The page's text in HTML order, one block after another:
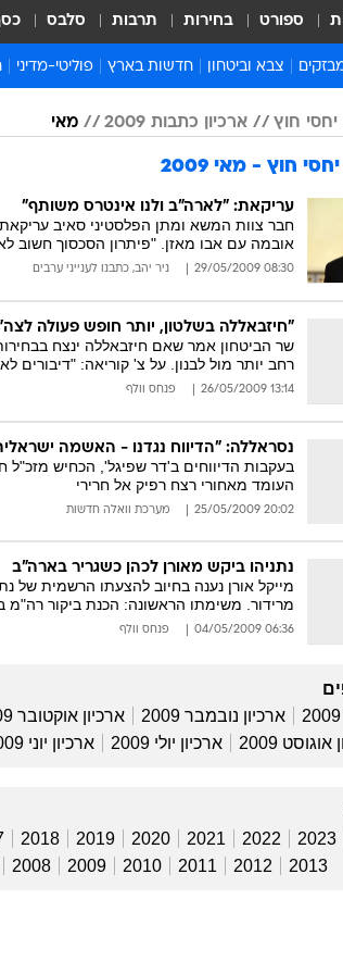
ספורט בחירות תרבות סלבס
צבא וביטחון חדשות בארץ
חדשות פלילים ומשפט
חינוך
ישראלים בחו"ל
בריאות
חברה ורווחה
פוליטי-מדיני
יחסי חוץ
יחסי חוץ ארכיון כתבות 2009 מאי
חוץ - מאי 2009
עריקאת: "לארה"ב ולנו אינטרס משותף"
חבר צוות המשא ומתן הפלסטיני סאיב
אובמה עם אבו מאזן. "פיתרון הסכסוך חשוב
08:30 29/05/2009 ניר יהב, כתבנו לענייני ערבים
"חיזבאללה בשלטון, יותר חופש פעולה
שר הביטחון אמר שאם חיזבאללה ינצח
רחב יותר מול לבנון. על צ' קוריאה: "דיבורים
13:14 26/05/2009 פנחס וולף
נסראללה: "הדיווח נגדנו - האשמה
בעקבות הדיווחים ב'דר שפיגל', הכחיש מזכ"ל
העומד מאחורי רצח רפיק אל חרירי
20:02 25/05/2009 מערכת וואלה חדשות
נתניהו ביקש מאורן לכהן כשגריר בארה"ב
מייקל אורן נענה בחיוב להצעתו הרשמית של
מרידור. משימתו הראשונה: הכנת ביקור רה"מ
06:36 04/05/2009 פנחס וולף
ארכיון נובמבר 2009 ארכיון אוקטובר 2009
2009
ארכיון יולי 2009 ארכיון יוני 2009
2023
2022
2021
2020
2019
2018
2013
2012
2011
2010
2009
2008